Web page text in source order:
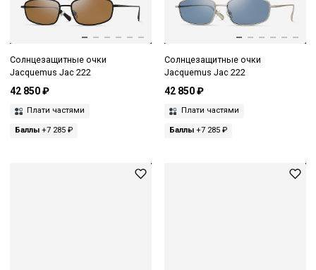
Солнцезащитные очки
Jacquemus Jac 222
42 850 ₽
Плати частями
Баллы +7 285 ₽
Солнцезащитные очки
Jacquemus Jac 222
42 850 ₽
Плати частями
Баллы+7 285 ₽